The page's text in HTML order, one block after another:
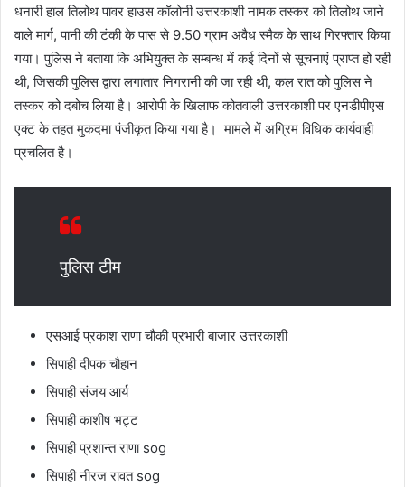
धनारी हाल तिलोथ पावर हाउस कॉलोनी उत्तरकाशी नामक तस्कर को तिलोथ जाने
वाले मार्ग, पानी की टंकी के पास से 9.50 ग्राम अवैध स्मैक के साथ गिरफ्तार किया
गया। पुलिस ने बताया कि अभियुक्त के सम्बन्ध में कई दिनों से सूचनाएं प्राप्त हो रही
थी, जिसकी पुलिस द्वारा लगातार निगरानी की जा रही थी, कल रात को पुलिस ने
तस्कर को दबोच लिया है। आरोपी के खिलाफ कोतवाली उत्तरकाशी पर एनडीपीएस
एक्ट के तहत मुकदमा पंजीकृत किया गया है। मामले में अग्रिम विधिक कार्यवाही
प्रचलित है।
पुलिस टीम
एसआई प्रकाश राणा चौकी प्रभारी बाजार उत्तरकाशी
सिपाही दीपक चौहान
सिपाही संजय आर्य
सिपाही काशीष भट्ट
सिपाही प्रशान्त राणा sog
सिपाही नीरज रावत sog